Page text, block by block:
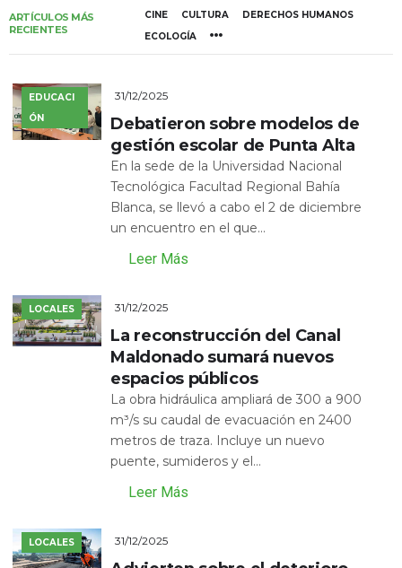
ARTÍCULOS MÁS
RECIENTES
CINE CULTURA
DERECHOS HUMANOS
ECOLOGÍA
EDUCACI
ÓN
31/12/2025
Debatieron sobre modelos de
gestión escolar de Punta Alta
En la sede de la Universidad Nacional
Tecnológica Facultad Regional Bahía
Blanca, se llevó a cabo el 2 de diciembre
un encuentro en el que...
Leer Más
LOCALES 31/12/2025
La reconstrucción del Canal
Maldonado sumará nuevos
espacios públicos
La obra hidráulica ampliará de 300 a 900
m³/s su caudal de evacuación en 2400
metros de traza. Incluye un nuevo
puente, sumideros y el...
Leer Más
LOCALES 31/12/2025